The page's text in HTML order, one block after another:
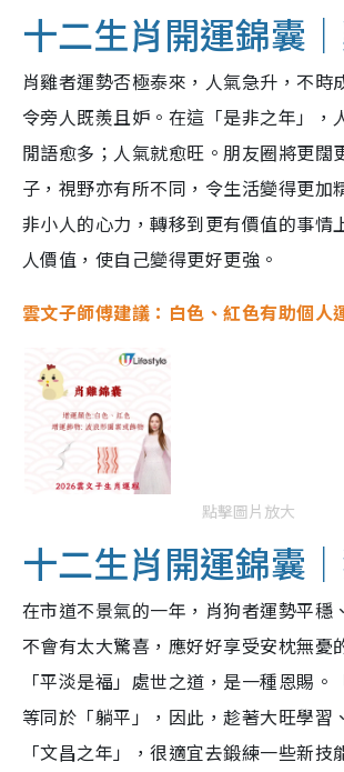
十二生肖開運錦囊
肖雞者運勢否極泰來，人氣急升，不時
令旁人既羨且妒。在這「是非之年」，
閒語愈多；人氣就愈旺。朋友圈將更闊
子，視野亦有所不同，令生活變得更加
非小人的心力，轉移到更有價值的事情
人價值，使自己變得更好更強。
雲文子師傅建議：白色、紅色有助個人
點擊圖片放大
十二生肖開運錦囊
在市道不景氣的一年，肖狗者運勢平穩
不會有太大驚喜，應好好享受安枕無憂
「平淡是福」處世之道，是一種恩賜。
等同於「躺平」，因此，趁著大旺學習
「文昌之年」，很適宜去鍛練一些新技